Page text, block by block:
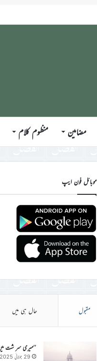
مضامین منظوم کلام
موبائل فون ایپ
مقبول حال ہی میں
’’میری سر شت میں
29 جولائی 2025ء